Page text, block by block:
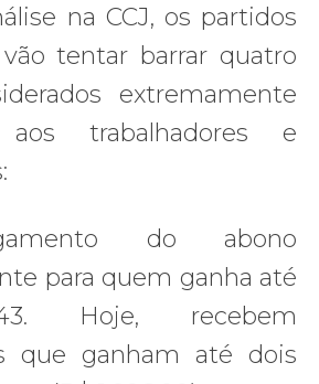
na CCJ, os partidos
tentar barrar quatro
extremamente
aos trabalhadores e
do abono
para quem ganha até
Hoje, recebem
que ganham até dois